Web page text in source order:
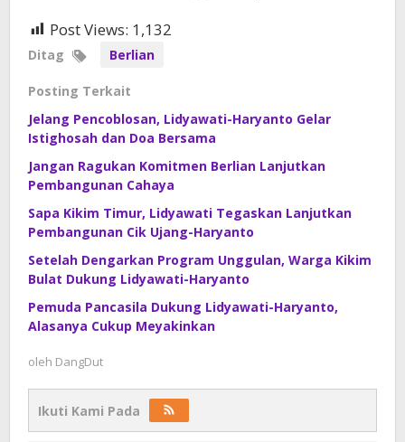
Post Views: 1,132
Ditag Berlian
Posting Terkait
Jelang Pencoblosan, Lidyawati-Haryanto Gelar
Istighosah dan Doa Bersama
Jangan Ragukan Komitmen Berlian Lanjutkan
Pembangunan Cahaya
Sapa Kikim Timur, Lidyawati Tegaskan Lanjutkan
Pembangunan Cik Ujang-Haryanto
Setelah Dengarkan Program Unggulan, Warga Kikim
Bulat Dukung Lidyawati-Haryanto
Pemuda Pancasila Dukung Lidyawati-Haryanto,
Alasanya Cukup Meyakinkan
oleh DangDut
Ikuti Kami Pada